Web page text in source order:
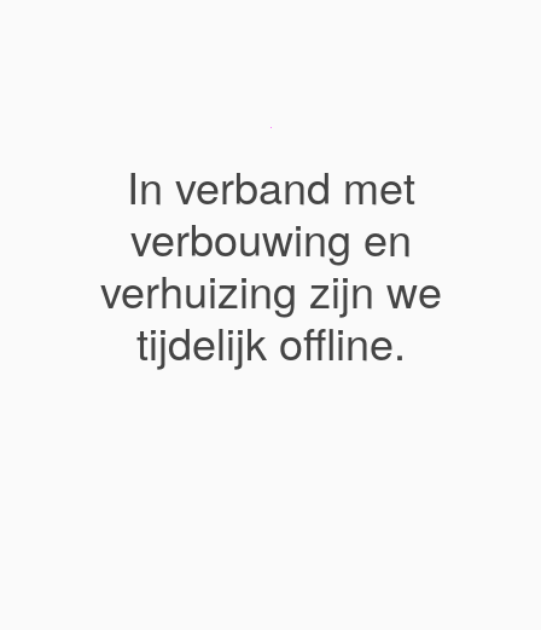
In verband met
verbouwing en
verhuizing zijn we
tijdelijk offline.